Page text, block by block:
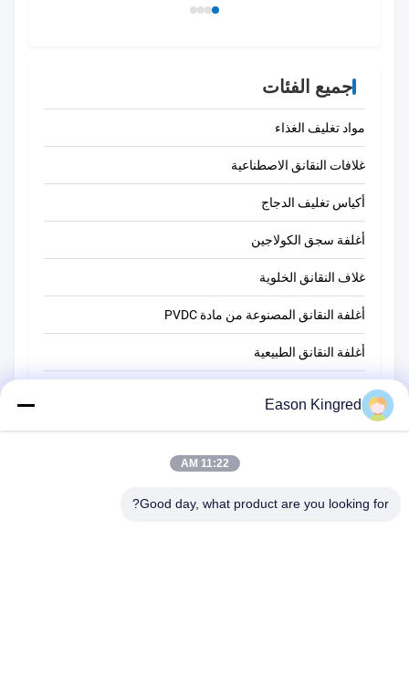
جميع الفئات
مواد تغليف الغذاء
غلافات النقانق الاصطناعية
أكياس تغليف الدجاج
أغلفة سجق الكولاجين
غلاف النقانق الخلوية
أغلفة النقانق المصنوعة من مادة PVDC
أغلفة النقانق الطبيعية
فيلم تغليف المواد الغذائية
Eason Kingred
11:22 AM
Good day, what product are you looking for?